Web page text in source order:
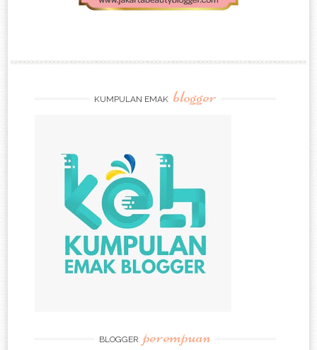
KUMPULAN EMAK blogger
BLOGGER perempuan